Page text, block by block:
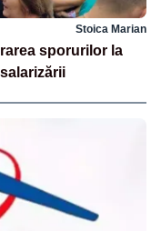
Stoica Marian
sporurilor la